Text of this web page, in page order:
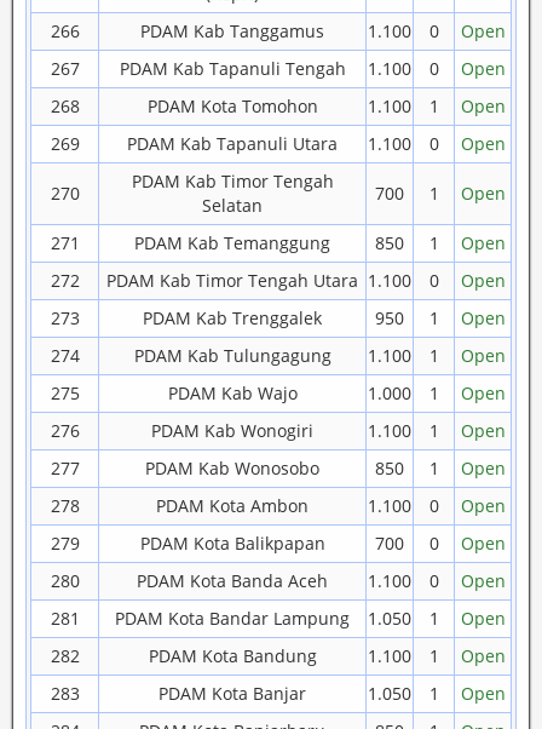
266 PDAM Kab Tanggamus 1.100 0
Open
267
PDAM Kab Tapanuli Tengah 1.100 0
Open
268
PDAM Kota Tomohon 1.100 1
Open
269
PDAM Kab Tapanuli Utara 1.100 0 Open
270
PDAM Kab Timor Tengah
Selatan
700 1 Open
271 PDAM Kab Temanggung 850 1
Open
272
PDAM Kab Timor Tengah Utara 1.100 0
Open
273
PDAM Kab Trenggalek 950 1
Open
274
PDAM Kab Tulungagung 1.100 1
Open
275
PDAM Kab Wajo 1.000 1
Open
276
PDAM Kab Wonogiri 1.100 1
Open
277
PDAM Kab Wonosobo 850 1
Open
278
PDAM Kota Ambon 1.100 0
Open
279
PDAM Kota Balikpapan 700 0
Open
280
PDAM Kota Banda Aceh 1.100 0
Open
281
PDAM Kota Bandar Lampung 1.050 1
Open
282
PDAM Kota Bandung 1.100 1
Open
283
PDAM Kota Banjar 1.050 1
Open